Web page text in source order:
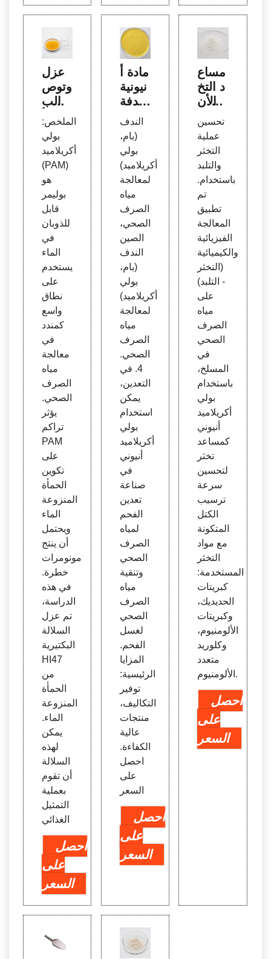
عزل
وتوص
يف الب
ولي أ
كريلام
يد الم
تحلل
الملخص:
بولي
أكريلاميد
(PAM)
هو
بوليمر
قابل
للذوبان
في
الماء
يستخدم
على
نطاق
واسع
كمندد
في
معالجة
مياه
الصرف
الصحي.
يؤثر
تراكم
PAM
على
تكوين
الحمأة
المنزوعة
الماء
ويحتمل
أن ينتج
مونومرات
خطرة.
في هذه
الدراسة،
تم عزل
السلالة
البكتيرية
HI47
من
الحمأة
المنزوعة
الماء.
يمكن
لهذه
السلالة
أن تقوم
بعملية
التمثيل
الغذائي
احصل
على
السعر
مادة أ
نيونية
مندفة
بام بو
لي أك
ريلامي
د للتعا
في |
شراء
الندف
(بام،
بولي
أكريلاميد)
لمعالجة
مياه
الصرف
الصحي،
الصين
الندف
(بام،
بولي
أكريلاميد)
لمعالجة
مياه
الصرف
الصحي.
4. في
التعدين،
يمكن
استخدام
بولي
أكريلاميد
أنيوني
في
صناعة
تعدين
الفحم
لمياه
الصرف
الصحي
وتنقية
مياه
الصرف
الصحي
لغسل
الفحم.
المزايا
الرئيسية:
توفير
التكاليف،
منتجات
عالية
الكفاءة.
احصل
على
السعر
احصل
على
السعر
مساع
د التخ
ثر الأن
ولي أ
كريلام
يد لمع
الجة
مياه ال
صرف
الصح
ي
تحسين
عملية
التخثر
والتلبد
باستخدام.
تم
تطبيق
المعالجة
الفيزيائية
والكيميائية
(التخثر
- التلبد)
على
مياه
الصرف
الصحي
في
المسلخ،
باستخدام
بولي
أكريلاميد
أنيوني
كمساعد
تخثر
لتحسين
سرعة
ترسيب
الكتل
المتكونة
مع مواد
التخثر
المستخدمة:
كبريتات
الحديديك،
وكبريتات
الألومنيوم،
وكلوريد
متعدد
الألومنيوم.
احصل
على
السعر